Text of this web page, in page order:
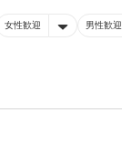
女性歓迎 男性歓迎